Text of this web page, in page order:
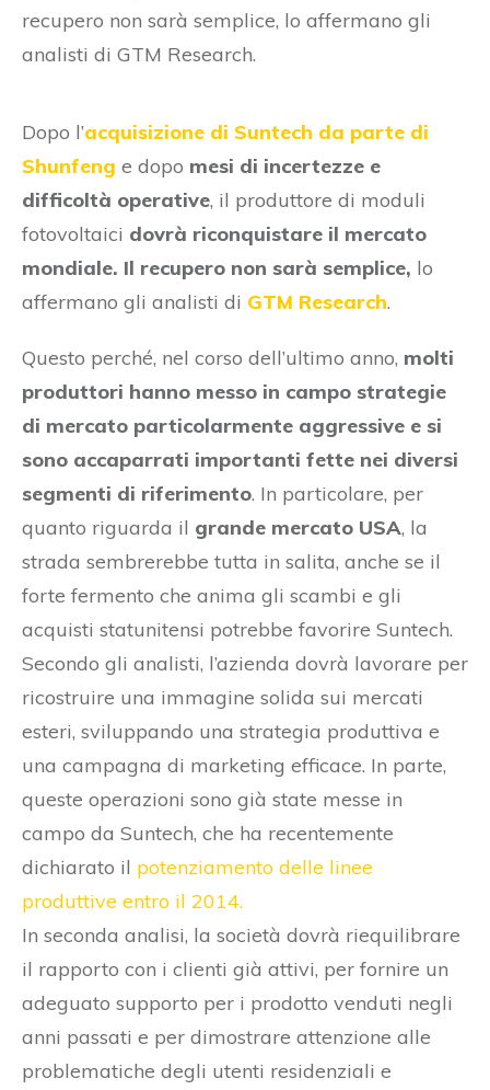
recupero non sarà semplice, lo affermano gli
analisti di GTM Research.
Dopo l’acquisizione di Suntech da parte di
Shunfeng e dopo mesi di incertezze e
difficoltà operative, il produttore di moduli
fotovoltaici dovrà riconquistare il mercato
mondiale. Il recupero non sarà semplice, lo
affermano gli analisti di GTM Research.
Questo perché, nel corso dell’ultimo anno, molti
produttori hanno messo in campo strategie
di mercato particolarmente aggressive e si
sono accaparrati importanti fette nei diversi
segmenti di riferimento. In particolare, per
quanto riguarda il grande mercato USA, la
strada sembrerebbe tutta in salita, anche se il
forte fermento che anima gli scambi e gli
acquisti statunitensi potrebbe favorire Suntech.
Secondo gli analisti, l’azienda dovrà lavorare per
ricostruire una immagine solida sui mercati
esteri, sviluppando una strategia produttiva e
una campagna di marketing efficace. In parte,
queste operazioni sono già state messe in
campo da Suntech, che ha recentemente
dichiarato il potenziamento delle linee
produttive entro il 2014.
In seconda analisi, la società dovrà riequilibrare
il rapporto con i clienti già attivi, per fornire un
adeguato supporto per i prodotto venduti negli
anni passati e per dimostrare attenzione alle
problematiche degli utenti residenziali e